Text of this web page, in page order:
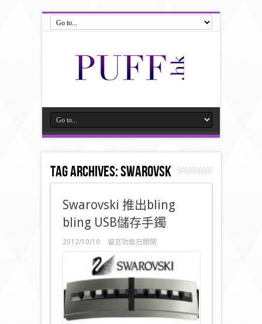
Tag Archives:swarovsk
Swarovski 推出bling
bling USB儲存手鐲
2012/10/10
在
推
出
bling
bling
USB
存
留言功能已關閉